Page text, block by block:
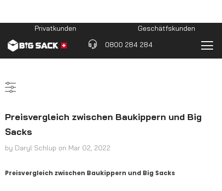
Privatkunden
Geschätfskunden
0800 284 284
Preisvergleich zwischen Baukippern und Big
Sacks
by Daryl Schlup on Mar 02, 2022
Preisvergleich zwischen Baukippern und Big Sacks